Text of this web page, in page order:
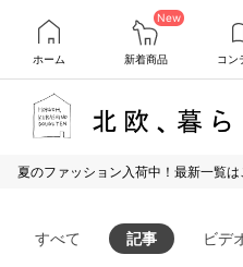
ホーム
New
新着商品 コン
夏のファッション入荷中！最新一覧
すべて 記事 ビデ